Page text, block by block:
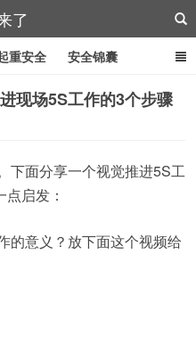
了
重安全 安全锦囊
安全刀具 紧急逃生
现场5S工作的3个步骤
下面分享一个视觉推进5S工
启发：
的意义？放下面这个视频给